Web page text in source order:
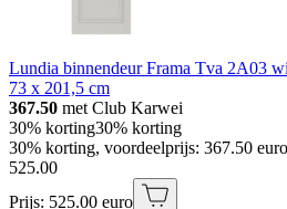
Lundia binnendeur Frama Tva 2A03
73 x 201,5 cm
367.50 met Club Karwei
30% korting30% korting
30% korting, voordeelprijs: 367.50
525.00
Prijs: 525.00 euro